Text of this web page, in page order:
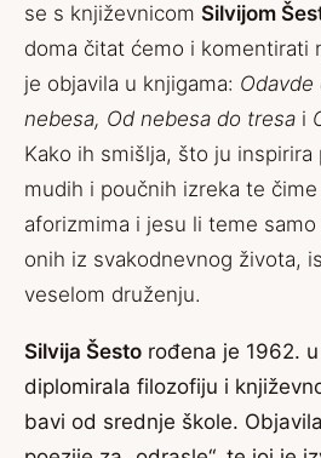
se s književnicom Silvijom
doma čitat ćemo i komentirati
je objavila u knjigama:
nebesa, Od nebesa do tresa i
Kako ih smišlja, što ju inspirira
mudih i poučnih izreka te
aforizmima i jesu li teme
onih iz svakodnevnog života,
veselom druženju.
Silvija Šesto rođena je 1962.
diplomirala filozofiju i
bavi od srednje škole.